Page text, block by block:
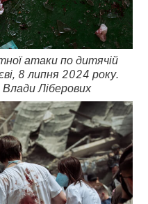
атаки по дитячій
8 липня 2024 року.
Ліберових